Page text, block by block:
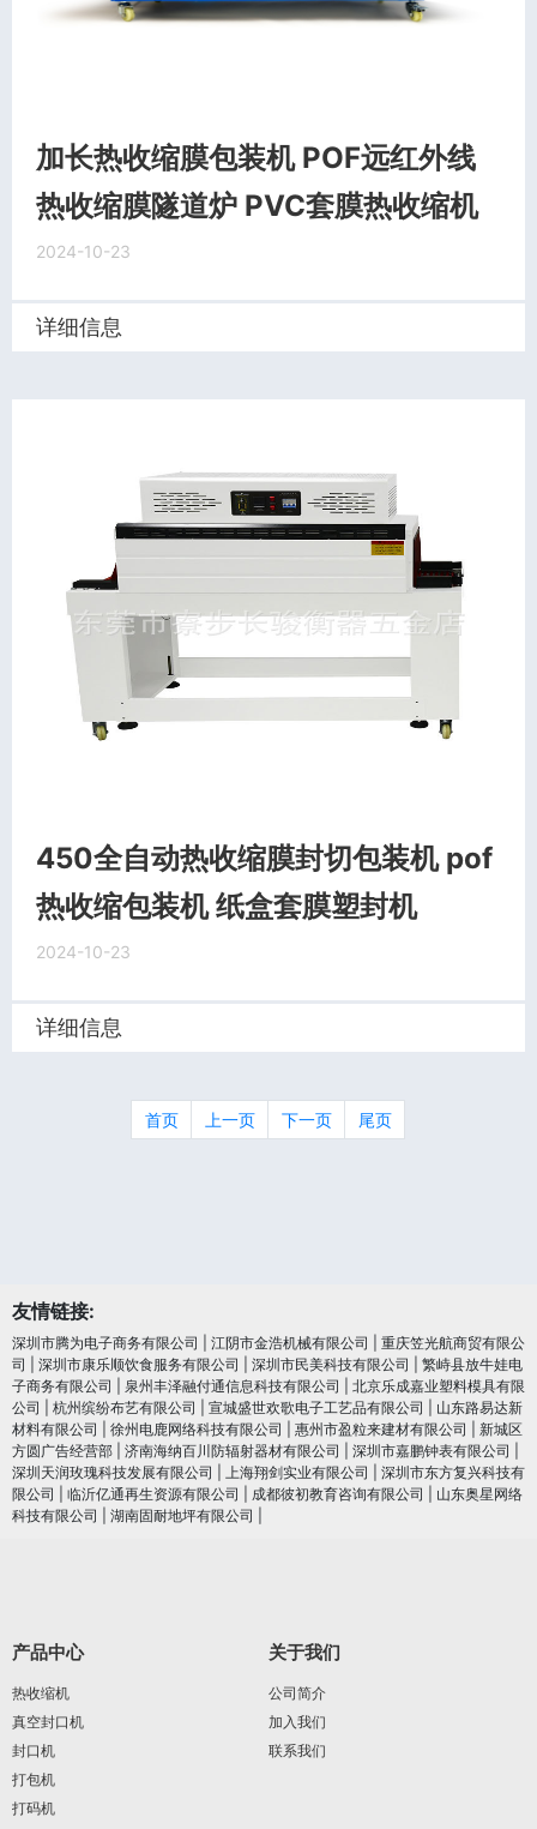
加长热收缩膜包装机 POF远红外线
热收缩膜隧道炉 PVC套膜热收缩机
2024-10-23
详细信息
450全自动热收缩膜封切包装机 pof
热收缩包装机 纸盒套膜塑封机
2024-10-23
详细信息
首页 上一页 下一页 尾页
友情链接:
深圳市腾为电子商务有限公司 江阴市金浩机械有限公司
重庆笠光航商贸有限公
司
深圳市康乐顺饮食服务有限公司 深圳市民美科技有限公司
繁峙县放牛娃电
子商务有限公司
泉州丰泽融付通信息科技有限公司
北京乐成嘉业塑料模具有限
公司
杭州缤纷布艺有限公司 宣城盛世欢歌电子工艺品有限公司
山东路易达新
材料有限公司
徐州电鹿网络科技有限公司 惠州市盈粒来建材有限公司
新城区
方圆广告经营部
济南海纳百川防辐射器材有限公司 深圳市嘉鹏钟表有限公司
深圳天润玫瑰科技发展有限公司
上海翔剑实业有限公司
深圳市东方复兴科技有
限公司
临沂亿通再生资源有限公司 成都彼初教育咨询有限公司
山东奥星网络
科技有限公司
湖南固耐地坪有限公司
产品中心
热收缩机
真空封口机
封口机
打包机
打码机
关于我们
公司简介
加入我们
联系我们